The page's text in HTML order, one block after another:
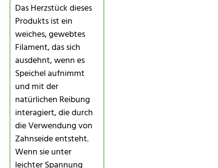
Das Herzstück dieses
Produkts ist ein
weiches, gewebtes
Filament, das sich
ausdehnt, wenn es
Speichel aufnimmt
und mit der
natürlichen Reibung
interagiert, die durch
die Verwendung von
Zahnseide entsteht.
Wenn sie unter